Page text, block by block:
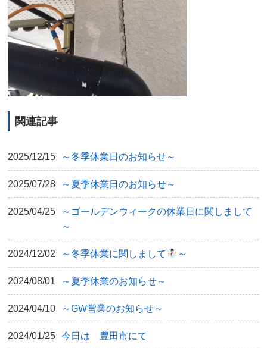
関連記事
2025/12/15 ～冬季休業日のお知らせ～
2025/07/28 ～夏季休業日のお知らせ～
2025/04/25
～ゴールデンウィークの休業日に関しまして
～
2024/12/02 ～冬季休業に関しまして ～
2024/08/01 ～夏季休業のお知らせ～
2024/04/10 ～GW営業のお知らせ～
2024/01/25 今日は 豊田市にて